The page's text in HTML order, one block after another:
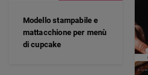
Modello stampabile e
mattacchione per menù
di cupcake